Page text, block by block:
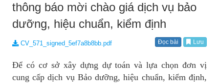
thông báo mời chào giá dịch vụ bảo
dưỡng, hiệu chuẩn, kiểm định
CV_571_signed_5ef7a8b8bb.pdf Đọc bài Lưu
Để có cơ sở xây dựng dự toán và lựa chọn đơn vị
cung cấp dịch vụ Bảo dưỡng, hiệu chuẩn, kiểm định,